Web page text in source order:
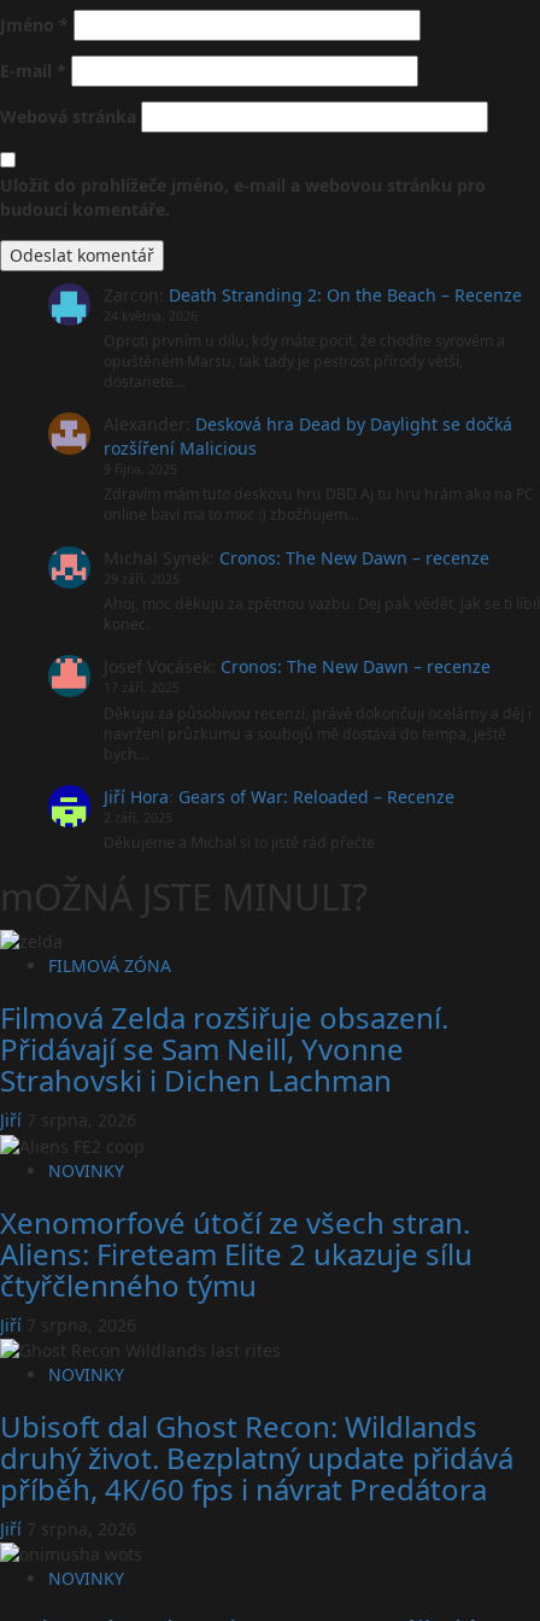
Jméno *
E-mail *
Webová stránka
Uložit do prohlížeče jméno, e-mail a webovou stránku pro
budoucí komentáře.
Zarcon Death Stranding 2: On the Beach – Recenze
24 května, 2026
Oproti prvním u dílu, kdy máte pocit, že chodíte syrovém a
opuštěném Marsu, tak tady je pestrost přírody větší,
dostanete…
Alexander Desková hra Dead by Daylight se dočká
rozšíření Malicious
9 října, 2025
Zdravím mám tuto deskovu hru DBD Aj tu hru hrám ako na PC
online baví ma to moc :) zbožňujem…
Michal Synek Cronos: The New Dawn – recenze
29 září, 2025
Ahoj, moc děkuju za zpětnou vazbu. Dej pak vědět, jak se ti líbil
konec.
Josef Vocásek Cronos: The New Dawn – recenze
17 září, 2025
Děkuju za působivou recenzí, právě dokončuji ocelárny a děj i
navržení průzkumu a soubojů mě dostává do tempa, ještě
bych…
Jiří Hora Gears of War: Reloaded – Recenze
2 září, 2025
Děkujeme a Michal si to jistě rád přečte
mOŽNÁ JSTE MINULI?
FILMOVÁ ZÓNA
Filmová Zelda rozšiřuje obsazení.
Přidávají se Sam Neill, Yvonne
Strahovski i Dichen Lachman
Jiří 7 srpna, 2026
NOVINKY
Xenomorfové útočí ze všech stran.
Aliens: Fireteam Elite 2 ukazuje sílu
čtyřčlenného týmu
Jiří 7 srpna, 2026
NOVINKY
Ubisoft dal Ghost Recon: Wildlands
druhý život. Bezplatný update přidává
příběh, 4K/60 fps i návrat Predátora
Jiří 7 srpna, 2026
NOVINKY